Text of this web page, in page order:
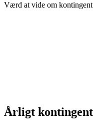
Værd at vide om
Årligt kontingent